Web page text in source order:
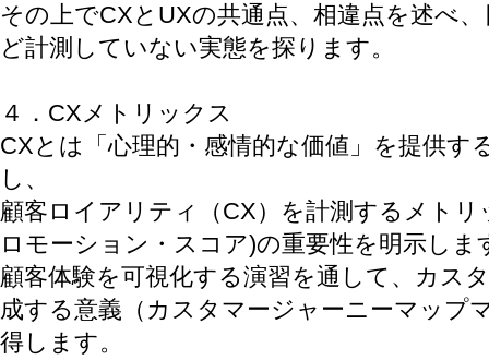
その上でCXとUXの共通点、相違点を述べ
ど計測していない実態を探ります。
４．CXメトリックス
CXとは「心理的・感情的な価値」を提供す
し、
顧客ロイアリティ（CX）を計測するメト
ロモーション・スコア)の重要性を明示しま
顧客体験を可視化する演習を通して、カス
成する意義（カスタマージャーニーマップ
得します。